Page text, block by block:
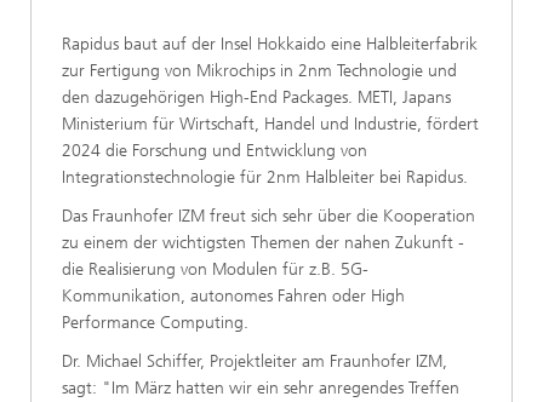
Rapidus baut auf der Insel Hokkaido eine Halbleiterfabrik
zur Fertigung von Mikrochips in 2nm Technologie und
den dazugehörigen High-End Packages. METI, Japans
Ministerium für Wirtschaft, Handel und Industrie, fördert
2024 die Forschung und Entwicklung von
Integrationstechnologie für 2nm Halbleiter bei Rapidus.
Das Fraunhofer IZM freut sich sehr über die Kooperation
zu einem der wichtigsten Themen der nahen Zukunft -
die Realisierung von Modulen für z.B. 5G-
Kommunikation, autonomes Fahren oder High
Performance Computing.
Dr. Michael Schiffer, Projektleiter am Fraunhofer IZM,
sagt: "Im März hatten wir ein sehr anregendes Treffen